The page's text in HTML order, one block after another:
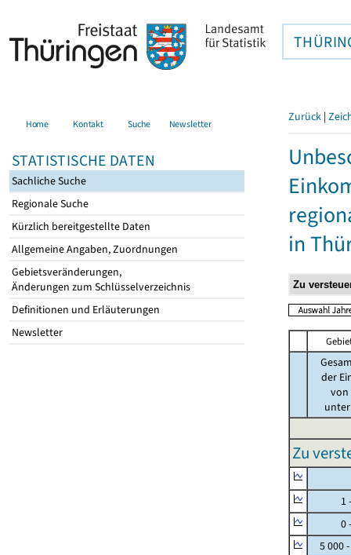
Home Kontakt Suche Newsletter
STATISTISCHE DATEN
Sachliche Suche
Regionale Suche
Kürzlich bereitgestellte Daten
Allgemeine Angaben, Zuordnungen
Gebietsveränderungen,
Änderungen zum Schlüsselverzeichnis
Definitionen und Erläuterungen
Newsletter
Zurück |
in
der
von
unter
Zu
1 -
0 -
5 000